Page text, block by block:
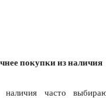
покупки из наличия
наличия часто